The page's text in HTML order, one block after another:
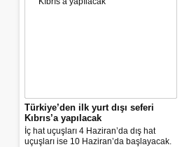
bu yıl da "Türkiye'nin en değerli
Türkiye’den ilk yurt dışı seferi
Kıbrıs’a yapılacak
İç hat uçuşları 4 Haziran’da dış hat
uçuşları ise 10 Haziran’da başlayacak.